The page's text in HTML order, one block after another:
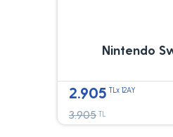
Nintendo
2.905 TLx 12AY
3.905 TL